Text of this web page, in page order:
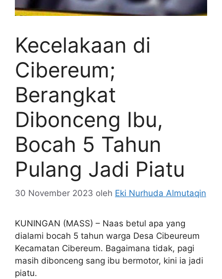
Kecelakaan di
Cibereum;
Berangkat
Dibonceng Ibu,
Bocah 5 Tahun
Pulang Jadi Piatu
30 November 2023 oleh Eki Nurhuda Almutaqin
KUNINGAN (MASS) – Naas betul apa yang
dialami bocah 5 tahun warga Desa Cibeureum
Kecamatan Cibereum. Bagaimana tidak, pagi
masih dibonceng sang ibu bermotor, kini ia jadi
piatu.